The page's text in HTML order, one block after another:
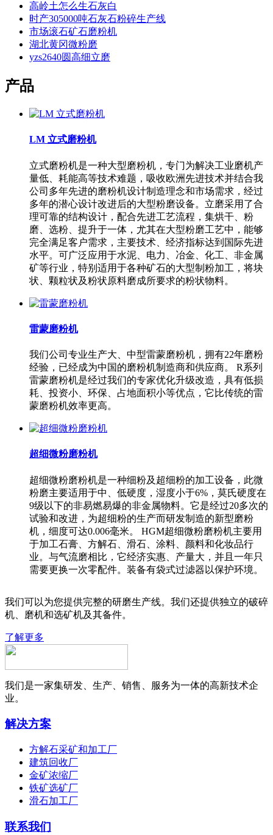
高岭土怎么生石灰白
时产305000吨石灰石粉碎生产线
市场滚石矿石磨粉机
湖北黄冈微粉磨
yzs2640圆高细立磨
产品
LM 立式磨粉机
立式磨粉机是一种大型磨粉机，专门为解决工业磨机产
量低、耗能高等技术难题，吸收欧洲先进技术并结合我
公司多年先进的磨粉机设计制造理念和市场需求，经过
多年的潜心设计改进后的大型粉磨设备。立磨采用了合
理可靠的结构设计，配合先进工艺流程，集烘干、粉
磨、选粉、提升于一体，尤其在大型粉磨工艺中，能够
完全满足客户需求，主要技术、经济指标达到国际先进
水平。可广泛应用于水泥、电力、冶金、化工、非金属
矿等行业，特别适用于各种矿石的大型制粉加工，将块
状、颗粒状及粉状原料磨成所要求的粉状物料。
雷蒙磨粉机
我们公司专业生产大、中型雷蒙磨粉机，拥有22年磨粉
经验，已经成为中国的磨粉机制造商和供应商。 R系列
雷蒙磨粉机是经过我们的专家优化升级改造，具有低损
耗、投资小、环保、占地面积小等优点，它比传统的雷
蒙磨粉机效率更高。
超细微粉磨粉机
超细微粉磨粉机是一种细粉及超细粉的加工设备，此微
粉磨主要适用于中、低硬度，湿度小于6%，莫氏硬度在
9级以下的非易燃易爆的非金属物料。它是经过20多次的
试验和改进，为超细粉的生产而研发制造的新型磨粉
机，细度可达0.006毫米。 HGM超细微粉磨粉机主要用
于加工石膏、方解石、滑石、涂料、颜料和化妆品行
业。与气流磨相比，它经济实惠、产量大，并且一年只
需要更换一次零配件。装备有袋式过滤器以保护环境。
我们可以为您提供完整的研磨生产线。我们还提供独立的破碎
机、磨机和选矿机及其备件。
了解更多
我们是一家集研发、生产、销售、服务为一体的高新技术企
业。
解决方案
方解石采矿和加工厂
建筑回收厂
金矿浓缩厂
铁矿选矿厂
滑石加工厂
联系我们